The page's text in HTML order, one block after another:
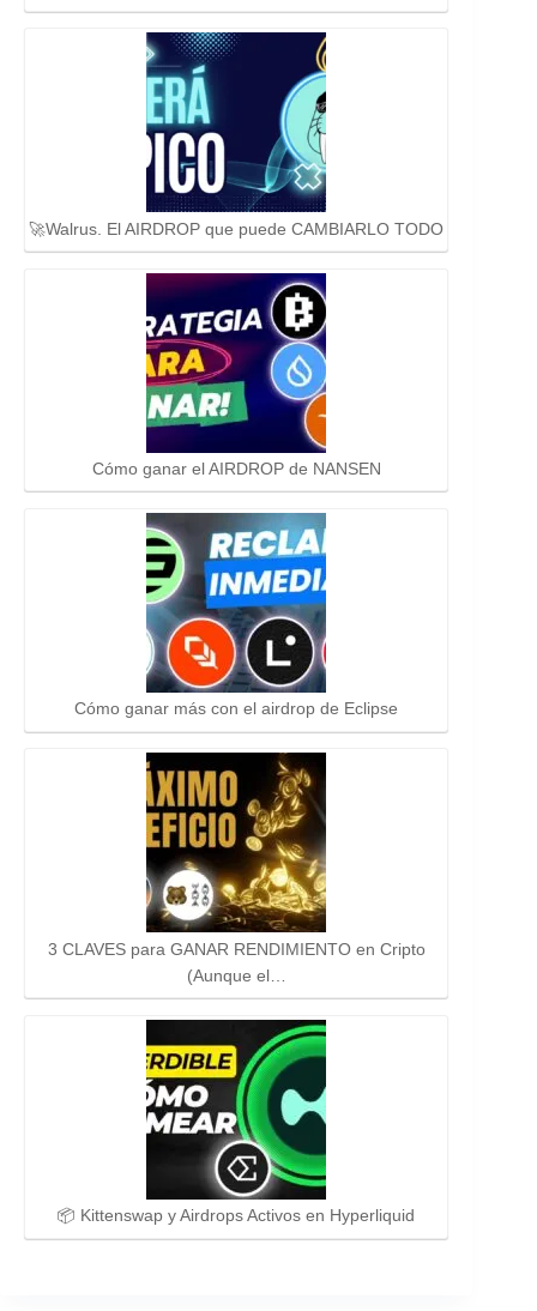
🚀Walrus. El AIRDROP que puede CAMBIARLO TODO
Cómo ganar el AIRDROP de NANSEN
Cómo ganar más con el airdrop de Eclipse
3 CLAVES para GANAR RENDIMIENTO en Cripto
(Aunque el…
📦 Kittenswap y Airdrops Activos en Hyperliquid